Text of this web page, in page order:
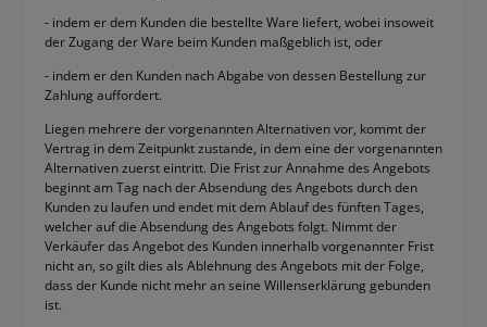
- indem er dem Kunden die bestellte Ware liefert, wobei insoweit
der Zugang der Ware beim Kunden maßgeblich ist, oder
- indem er den Kunden nach Abgabe von dessen Bestellung zur
Zahlung auffordert.
Liegen mehrere der vorgenannten Alternativen vor, kommt der
Vertrag in dem Zeitpunkt zustande, in dem eine der vorgenannten
Alternativen zuerst eintritt. Die Frist zur Annahme des Angebots
beginnt am Tag nach der Absendung des Angebots durch den
Kunden zu laufen und endet mit dem Ablauf des fünften Tages,
welcher auf die Absendung des Angebots folgt. Nimmt der
Verkäufer das Angebot des Kunden innerhalb vorgenannter Frist
nicht an, so gilt dies als Ablehnung des Angebots mit der Folge,
dass der Kunde nicht mehr an seine Willenserklärung gebunden
ist.